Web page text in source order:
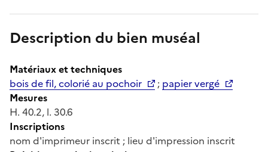
Description du bien muséal
Matériaux et techniques
bois de fil, colorié au pochoir
; papier vergé
Mesures
H. 40.2, l. 30.6
Inscriptions
nom d'imprimeur inscrit ; lieu d'impression inscrit